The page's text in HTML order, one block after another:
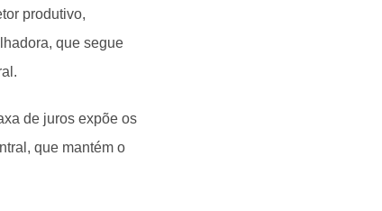
produtivo,
que segue
de juros expõe os
que mantém o